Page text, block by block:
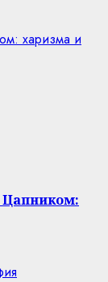
харизма и